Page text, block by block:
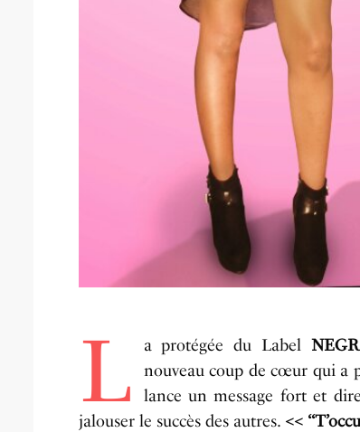
L a protégée du Label
nouveau coup de cœur qui a
lance un message fort et
jalouser le succès des autres. <<